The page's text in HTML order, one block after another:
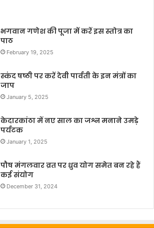
भगवान गणेश की पूजा में करें इस स्तोत्र का
पाठ
February 19, 2025
स्कंद षष्ठी पर करें देवी पार्वती के इन मंत्रों का
जाप
January 5, 2025
केदारकांठा में नए साल का जश्न मनाने उमड़े
पर्यटक
January 1, 2025
पौष मंगलवार व्रत पर ध्रुव योग समेत बन रहे हैं
कई संयोग
December 31, 2024